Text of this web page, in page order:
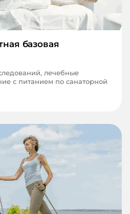
базовая
лечебные
с питанием по санаторной